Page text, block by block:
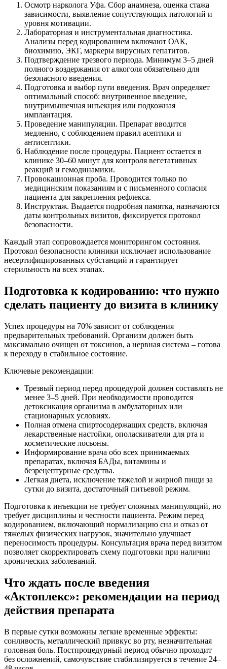
Осмотр нарколога Уфа. Сбор анамнеза, оценка стажа
зависимости, выявление сопутствующих патологий и
уровня мотивации.
Лабораторная и инструментальная диагностика.
Анализы перед кодированием включают ОАК,
биохимию, ЭКГ, маркеры вирусных гепатитов.
Подтверждение трезвого периода. Минимум 3–5 дней
полного воздержания от алкоголя обязательно для
безопасного введения.
Подготовка и выбор пути введения. Врач определяет
оптимальный способ: внутривенное введение,
внутримышечная инъекция или подкожная
имплантация.
Проведение манипуляции. Препарат вводится
медленно, с соблюдением правил асептики и
антисептики.
Наблюдение после процедуры. Пациент остается в
клинике 30–60 минут для контроля вегетативных
реакций и гемодинамики.
Провокационная проба. Проводится только по
медицинским показаниям и с письменного согласия
пациента для закрепления рефлекса.
Инструктаж. Выдается подробная памятка, назначаются
даты контрольных визитов, фиксируется протокол
безопасности.
Каждый этап сопровождается мониторингом состояния.
Протокол безопасности клиники исключает использование
несертифицированных субстанций и гарантирует
стерильность на всех этапах.
Подготовка к кодированию: что нужно
сделать пациенту до визита в клинику
Успех процедуры на 70% зависит от соблюдения
предварительных требований. Организм должен быть
максимально очищен от токсинов, а нервная система – готова
к переходу в стабильное состояние.
Ключевые рекомендации:
Трезвый период перед процедурой должен составлять не
менее 3–5 дней. При необходимости проводится
детоксикация организма в амбулаторных или
стационарных условиях.
Полная отмена спиртосодержащих средств, включая
лекарственные настойки, ополаскиватели для рта и
косметические лосьоны.
Информирование врача обо всех принимаемых
препаратах, включая БАДы, витамины и
безрецептурные средства.
Легкая диета, исключение тяжелой и жирной пищи за
сутки до визита, достаточный питьевой режим.
Подготовка к инъекции не требует сложных манипуляций, но
требует дисциплины и честности пациента. Режим перед
кодированием, включающий нормализацию сна и отказ от
тяжелых физических нагрузок, значительно улучшает
переносимость процедуры. Консультация врача перед визитом
позволяет скорректировать схему подготовки при наличии
хронических заболеваний.
Что ждать после введения
«Актоплекс»: рекомендации на период
действия препарата
В первые сутки возможны легкие временные эффекты:
сонливость, металлический привкус во рту, незначительная
головная боль. Постпроцедурный период обычно проходит
без осложнений, самочувствие стабилизируется в течение 24–